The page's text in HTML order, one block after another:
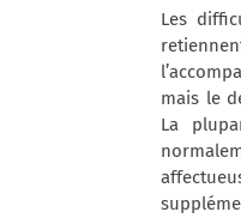
Les
mais le
La